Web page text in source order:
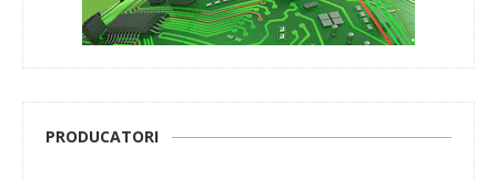
PRODUCATORI